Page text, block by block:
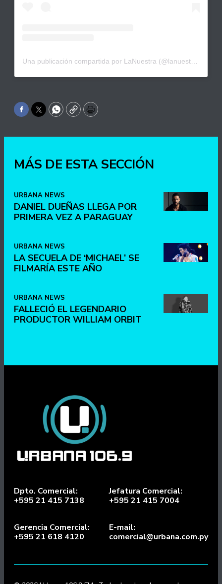
Facebook
TwitterWhatsApp
CopyPrint
MÁS DE ESTA SECCIÓN
URBANA NEWS
DANIEL DUEÑAS LLEGA POR
PRIMERA VEZ A PARAGUAY
URBANA NEWS
LA SECUELA DE ‘MICHAEL’ SE
FILMARÍA ESTE AÑO
URBANA NEWS
FALLECIÓ EL LEGENDARIO
PRODUCTOR WILLIAM ORBIT
Dpto. Comercial:
+595 21 415 7138
Jefatura Comercial:
+595 21 415 7004
Gerencia Comercial:
+595 21 618 4120
E-mail:
comercial@urbana.com.py